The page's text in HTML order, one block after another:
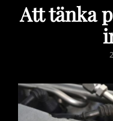
Att tänka